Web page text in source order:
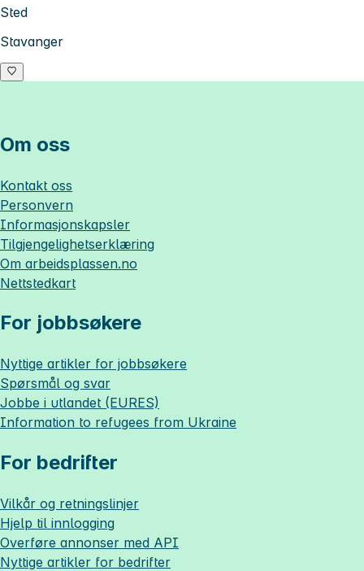
Sted
Stavanger
Om oss
Kontakt oss
Personvern
Informasjonskapsler
Tilgjengelighetserklæring
Om arbeidsplassen.no
Nettstedkart
For jobbsøkere
Nyttige artikler for jobbsøkere
Spørsmål og svar
Jobbe i utlandet (EURES)
Information to refugees from Ukraine
For bedrifter
Vilkår og retningslinjer
Hjelp til innlogging
Overføre annonser med API
Nyttige artikler for bedrifter